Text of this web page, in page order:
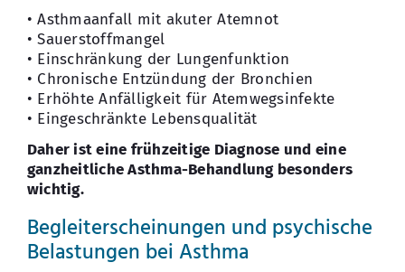
• Asthmaanfall mit akuter Atemnot
• Sauerstoffmangel
• Einschränkung der Lungenfunktion
• Chronische Entzündung der Bronchien
• Erhöhte Anfälligkeit für Atemwegsinfekte
• Eingeschränkte Lebensqualität
Daher ist eine frühzeitige Diagnose und eine
ganzheitliche Asthma-Behandlung besonders
wichtig.
Begleiterscheinungen und psychische
Belastungen bei Asthma